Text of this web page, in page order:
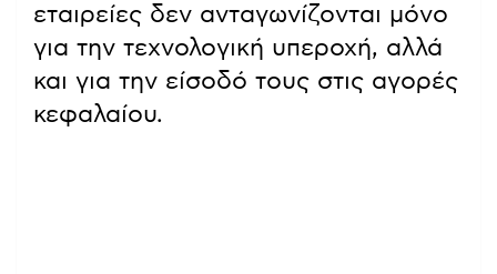
εταιρείες δεν ανταγωνίζονται μόνο
για την τεχνολογική υπεροχή, αλλά
και για την είσοδό τους στις αγορές
κεφαλαίου.